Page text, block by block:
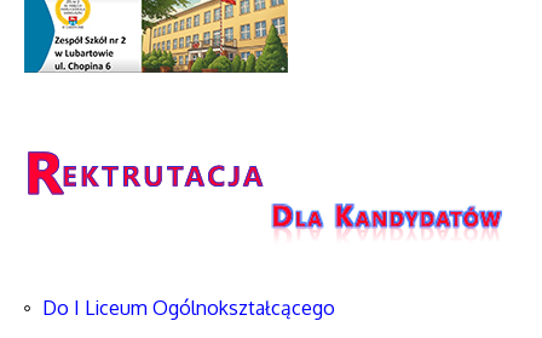
Do I Liceum Ogólnokształcącego